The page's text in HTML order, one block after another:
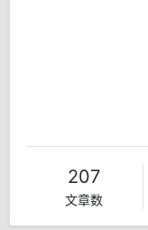
207
文章数